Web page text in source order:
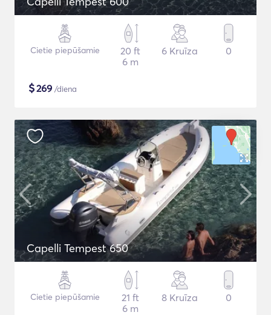
Cietie piepūšamie
20 ft
6 m
6 Kruīza 0
$269 /diena
Capelli Tempest 650
Cietie piepūšamie
21 ft
6 m
8 Kruīza 0